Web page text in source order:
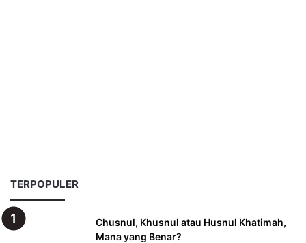
TERPOPULER
Chusnul, Khusnul atau Husnul Khatimah,
Mana yang Benar?